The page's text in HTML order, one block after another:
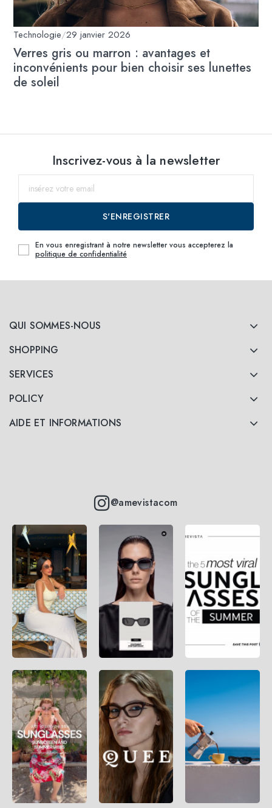
Technologie/29 janvier 2026
Verres gris ou marron : avantages et
inconvénients pour bien choisir ses lunettes
de soleil
QUI SOMMES-NOUS
SHOPPING
SERVICES
POLICY
AIDE ET INFORMATIONS
@amevistacom
Inscrivez-vous à la newsletter
S'ENREGISTRER
En vous enregistrant à notre newsletter vous accepterez la
politique de confidentialité